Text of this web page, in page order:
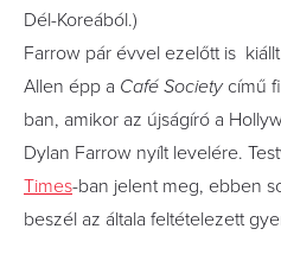
Dél-Koreából.)
Farrow pár évvel ezelőtt is
Allen épp a Café Societycímű
ban, amikor az újságíró a
Dylan Farrow nyílt levelére.
Times-ban jelent meg, ebben
beszél az általa feltételezett